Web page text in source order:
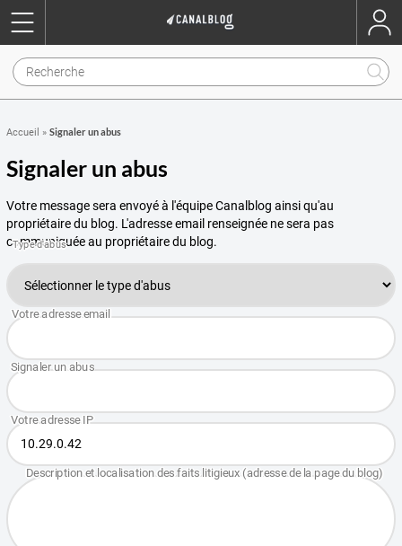
Accueil » Signaler un abus
Signaler un abus
Votre message sera envoyé à l'équipe Canalblog ainsi qu'au
propriétaire du blog. L'adresse email renseignée ne sera pas
communiquée au propriétaire du blog.